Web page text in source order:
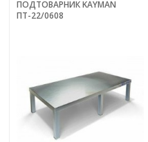
ПОДТОВАРНИК KAYMAN
ПТ-22/0608